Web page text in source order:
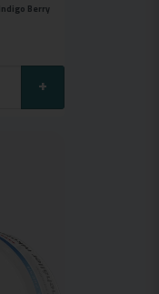
Berry
+